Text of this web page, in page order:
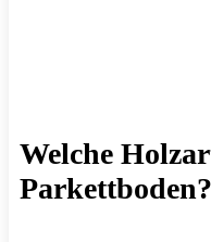
Welche
Parkettboden?